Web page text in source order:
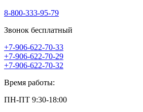
8-800-333-95-79
Звонок бесплатный
+7-906-622-70-33
+7-906-622-70-29
+7-906-622-70-32
Время работы:
ПН-ПТ 9:30-18:00